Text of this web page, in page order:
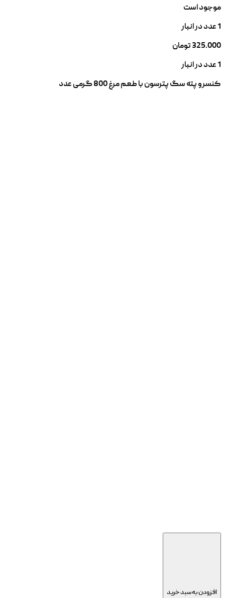
موجود است
1 عدد در انبار
325.000تومان
1 عدد در انبار
کنسرو پته سگ پترسون با طعم مرغ 800 گرمی عدد
افزودن به سبد خرید